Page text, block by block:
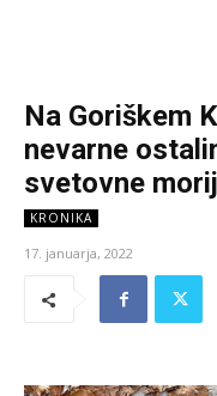
Na Goriškem
nevarne
svetovne
KRONIKA
17. januarja, 2022